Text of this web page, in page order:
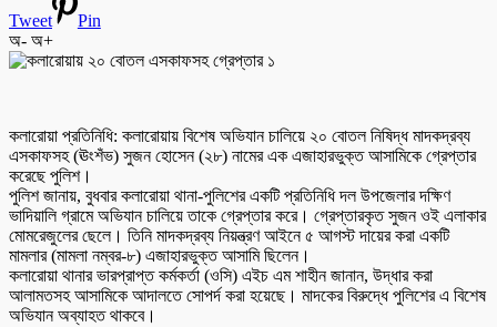
Tweet
Pin
অ- অ+
কলারোয়া প্রতিনিধি: কলারোয়ায় বিশেষ অভিযান চালিয়ে ২০ বোতল নিষিদ্ধ মাদকদ্রব্য
এসকাফসহ (ঊংশঁভ) সুজন হোসেন (২৮) নামের এক এজাহারভুক্ত আসামিকে গ্রেপ্তার
করেছে পুলিশ।
পুলিশ জানায়, বুধবার কলারোয়া থানা-পুলিশের একটি প্রতিনিধি দল উপজেলার দক্ষিণ
ভাদিয়ালি গ্রামে অভিযান চালিয়ে তাকে গ্রেপ্তার করে। গ্রেপ্তারকৃত সুজন ওই এলাকার
মোমরেজুলের ছেলে। তিনি মাদকদ্রব্য নিয়ন্ত্রণ আইনে ৫ আগস্ট দায়ের করা একটি
মামলার (মামলা নম্বর-৮) এজাহারভুক্ত আসামি ছিলেন।
কলারোয়া থানার ভারপ্রাপ্ত কর্মকর্তা (ওসি) এইচ এম শাহীন জানান, উদ্ধার করা
আলামতসহ আসামিকে আদালতে সোপর্দ করা হয়েছে। মাদকের বিরুদ্ধে পুলিশের এ বিশেষ
অভিযান অব্যাহত থাকবে।